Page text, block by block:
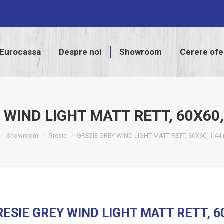
Eurocassa Despre noi Showroom Cerere
WIND LIGHT MATT RETT,
here:
Showroom Gresie GRESIE GREY WIND LIGHT MATT RETT, 60X60, 1.44
GREY WIND LIGHT MATT RETT,
Despre noi Showroom Cerere ofertă